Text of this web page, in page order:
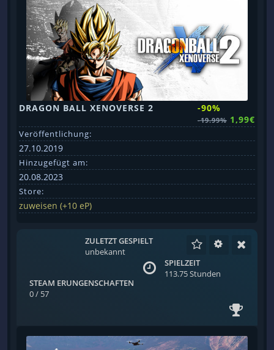
DRAGON BALL XENOVERSE 2 -90%
-19.99% 1,99€
Veröffentlichung:
27.10.2019
Hinzugefügt am:
20.08.2023
Store:
zuweisen (+10 eP)
ZULETZT GESPIELT
unbekannt
SPIELZEIT
113.75 Stunden
STEAM ERUNGENSCHAFTEN
0 / 57